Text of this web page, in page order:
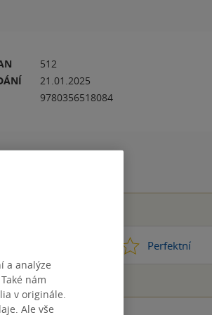
512
21.01.2025
9780356518084
Perfektní
a analýze
nám
v originále.
Ale vše